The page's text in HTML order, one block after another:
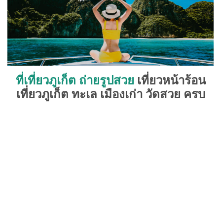
ที่เที่ยวภูเก็ต ถ่ายรูปสวย เที่ยวหน้าร้อน
เที่ยวภูเก็ต ทะเล เมืองเก่า วัดสวย ครบ